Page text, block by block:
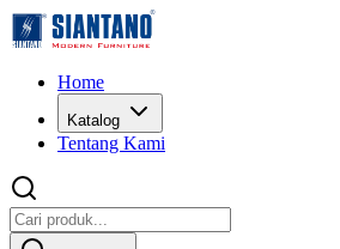
Home
Katalog
Tentang Kami